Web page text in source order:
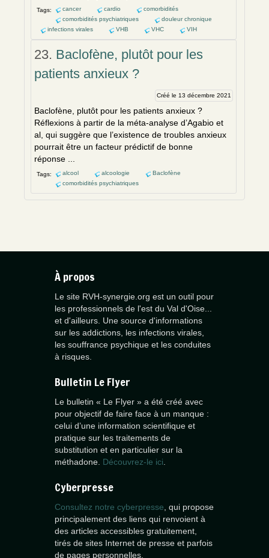
Tags: cancer cardio
comorbidités
comorbidités psychiatriques
douleur chronique
infections virales
VHB VHC VIH
23. Baclofène, plutôt pour les
patients anxieux ?
Créé le 13 décembre 2021
Baclofène, plutôt pour les patients anxieux ?
Réflexions à partir de la méta-analyse d’Agabio et
al, qui suggère que l’existence de troubles anxieux
pourrait être un facteur prédictif de bonne
réponse ...
Tags: alcool alcoologie
Baclofène
comorbidités psychiatriques
À propos
Le site RVH-synergie.org est un outil pour
les professionnels de l'est du Val d'Oise...
et d'ailleurs. Une source d'informations
sur les addictions, les infections virales,
les souffrance psychique et les conduites
à risques.
Bulletin Le Flyer
Le bulletin « Le Flyer » a été créé avec
pour objectif de faire face à un manque :
celui d’une information scientifique et
pratique sur les traitements de
substitution et en particulier sur la
méthadone. Découvrez-le ici
Cyberpresse
Consultez notre cyberpresse , qui propose
principalement des liens qui renvoient à
des articles accessibles gratuitement,
tirés de sites Internet de presse et parfois
de pages personnelles.